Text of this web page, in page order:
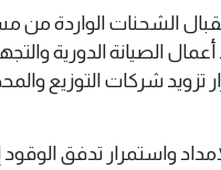
الشحنات الواردة من
الصيانة الدورية
شركات التوزيع
واستمرار تدفق الوقود